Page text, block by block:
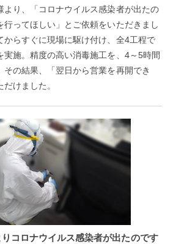
より、「コロナウイルス感染者が出たの
行ってほしい」とご依頼をいただきまし
からすぐに現場に駆け付け、全4工程で
実施。精度の高い消毒施工を、4～5時間
その結果、「翌日から営業を再開でき
けました。
コロナウイルス感染者が出たのです